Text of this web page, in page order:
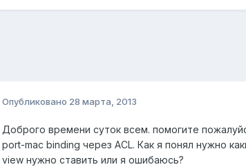
Опубликовано 28 марта, 2013
Доброго времени суток всем. помогите
port-mac binding через ACL. Как я понял нужно
view нужно ставить или я ошибаюсь?